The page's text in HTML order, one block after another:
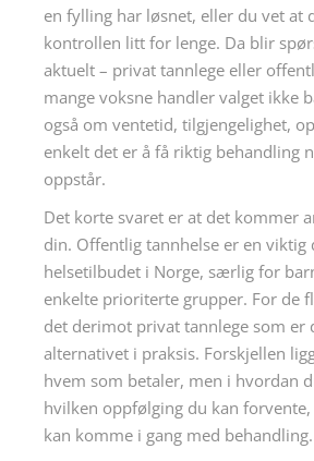
en fylling har løsnet, eller du vet at
kontrollen litt for lenge. Da blir
aktuelt – privat tannlege eller
mange voksne handler valget ikke
også om ventetid, tilgjengelighet,
enkelt det er å få riktig behandling
oppstår.
Det korte svaret er at det kommer
din. Offentlig tannhelse er en viktig
helsetilbudet i Norge, særlig for
enkelte prioriterte grupper. For de
det derimot privat tannlege som er
alternativet i praksis. Forskjellen
hvem som betaler, men i hvordan
hvilken oppfølging du kan
kan komme i gang med behandling.